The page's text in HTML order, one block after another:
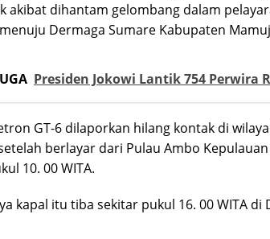
akibat dihantam gelombang dalam
Dermaga Sumare Kabupaten
Presiden Jokowi Lantik 754 Perwira
GT-6 dilaporkan hilang kontak di
berlayar dari Pulau Ambo
10. 00 WITA.
kapal itu tiba sekitar pukul 16. 00 WITA